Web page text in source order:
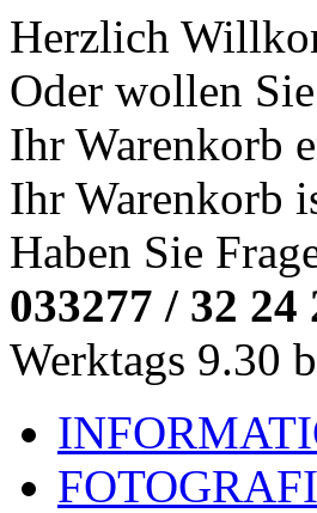
Herzlich
Oder wollen
Ihr Warenkorb
Ihr Warenkorb
Haben Sie
033277 / 32 24
Werktags 9.30